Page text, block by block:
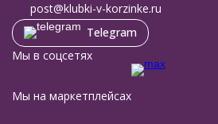
post@klubki-v-korzinke.ru
Telegram
Мы в соцсетях
Мы на маркетплейсах